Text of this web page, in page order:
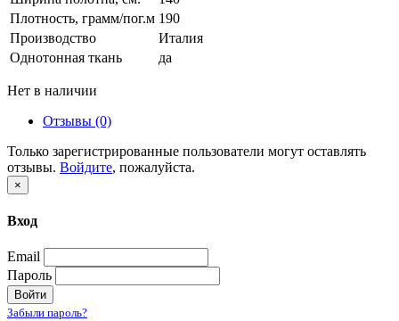
Плотность, грамм/пог.м 190
Производство
Италия
Однотонная ткань
да
Нет в наличии
Отзывы (0)
Только зарегистрированные пользователи могут оставлять
отзывы. Войдите, пожалуйста.
×
Вход
Email
Пароль
Войти
Забыли пароль?